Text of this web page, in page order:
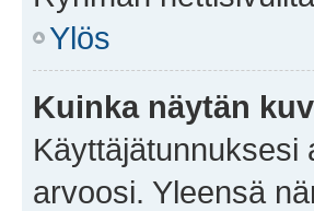
Ylös
Kuinka näytän
Käyttäjätunnuksesi
arvoosi. Yleensä